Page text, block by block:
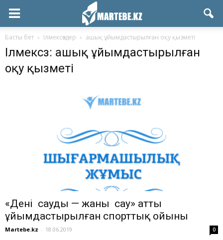
Басты бет Ілмексөздер ашық ұйымдастырылған оқу қызметі
Ілмексөз: ашық ұйымдастырылған
оқу қызметі
«Дені саудың — жаны сау» атты
ұйымдастырылған спорттық ойыны
Martebe.kz - 18.06.2019 0